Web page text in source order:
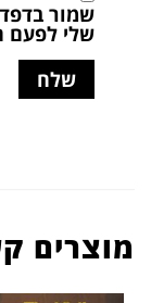
שמור
שלי לפעם
מוצרים